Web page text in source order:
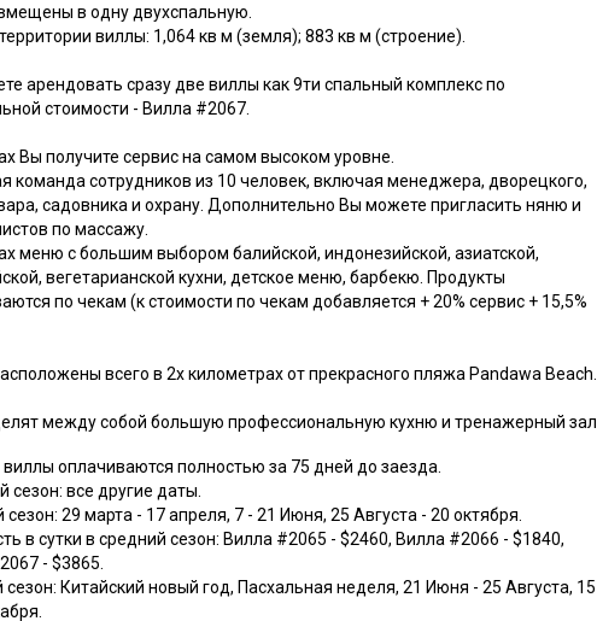
в одну двухспальную.
виллы: 1,064 кв м (земля); 883 кв м (строение).
арендовать сразу две виллы как 9ти спальный комплекс по
стоимости - Вилла #2067.
Вы получите сервис на самом высоком уровне.
команда сотрудников из 10 человек, включая менеджера, дворецкого,
садовника и охрану. Дополнительно Вы можете пригласить няню и
по массажу.
меню с большим выбором балийской, индонезийской, азиатской,
вегетарианской кухни, детское меню, барбекю. Продукты
по чекам (к стоимости по чекам добавляется + 20% сервис + 15,5%
всего в 2х километрах от прекрасного пляжа Pandawa Beach.
между собой большую профессиональную кухню и тренажерный зал.
оплачиваются полностью за 75 дней до заезда.
сезон: все другие даты.
29 марта - 17 апреля, 7 - 21 Июня, 25 Августа - 20 октября.
в сутки в средний сезон: Вилла #2065 - $2460, Вилла #2066 - $1840,
- $3865.
сезон: Китайский новый год, Пасхальная неделя, 21 Июня - 25 Августа, 15